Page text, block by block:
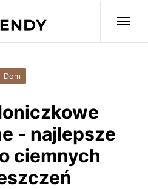
Dom
- najlepsze
ciemnych